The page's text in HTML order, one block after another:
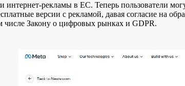
рекламы в ЕС. Теперь пользователи
версии с рекламой, давая согласие на
числе Закону о цифровых рынках и GDPR.